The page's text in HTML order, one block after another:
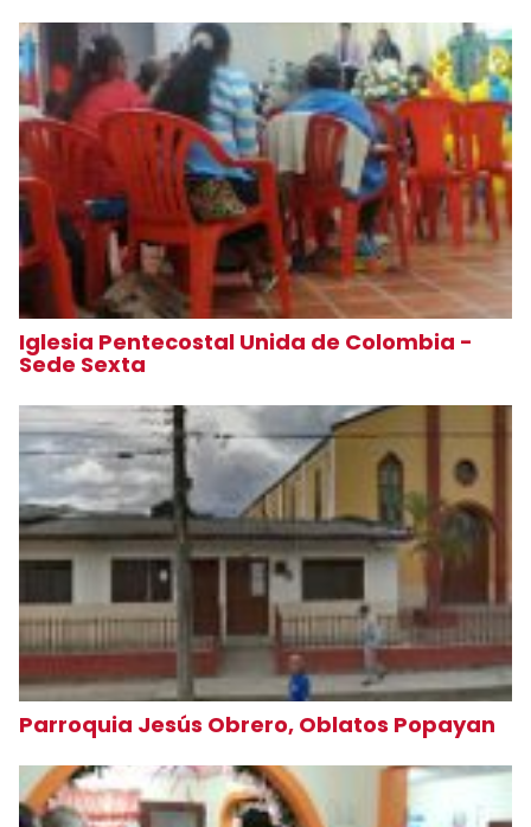
Iglesia Pentecostal Unida de Colombia -
Sede Sexta
Parroquia Jesús Obrero, Oblatos Popayan